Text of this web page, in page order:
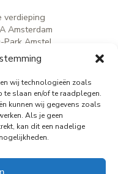
wij technologieën zoals
slaan en/of te raadplegen.
kunnen wij gegevens zoals
Als je geen
kan dit een nadelige
verdieping
Amsterdam
Park Amstel
04 20